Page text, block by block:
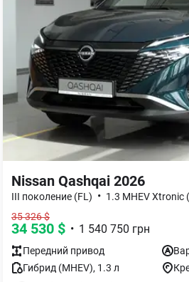
Nissan Qashqai 2026
III поколение (FL) • 1.3 MHEV Xtronic
35 326$
34 530 $ • 1 540 750 грн
Передний привод
Гибрид (MHEV), 1.3 л